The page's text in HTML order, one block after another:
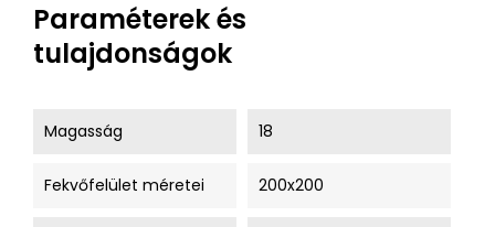
Paraméterek és
tulajdonságok
Magasság 18
Fekvőfelület méretei 200x200